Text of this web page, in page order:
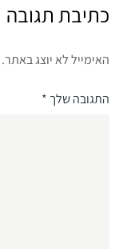
כתיבת תגובה
האימייל לא יוצג באתר.
התגובה שלך*